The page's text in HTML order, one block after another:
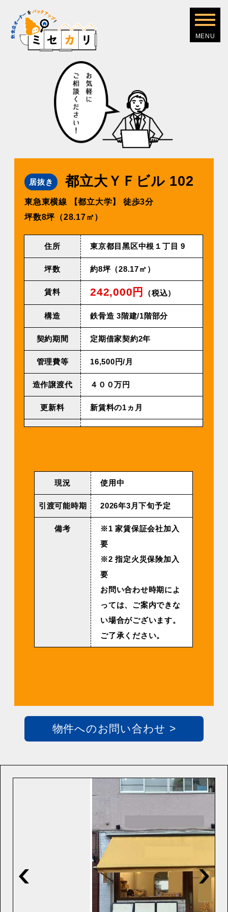
居抜き 都⽴⼤ＹＦビル 102
東急東横線 【都⽴⼤学】 徒歩3分
坪数8坪（28.17㎡）
住所 東京都⽬⿊区中根１丁⽬ 9
坪数 約8坪（28.17㎡）
賃料 242,000円 （税込）
構造 鉄⾻造 3階建/1階部分
契約期間 定期借家契約2年
管理費等 16,500円/⽉
造作譲渡代 ４００万円
更新料 新賃料の1ヵ月
現況 使用中
引渡可能時期 2026年3⽉下旬予定
備考
※1 家賃保証会社加入
要
※2 指定火災保険加入
要
お問い合わせ時期によ
っては、ご案内できな
い場合がございます。
ご了承ください。
物件へのお問い合わせ >